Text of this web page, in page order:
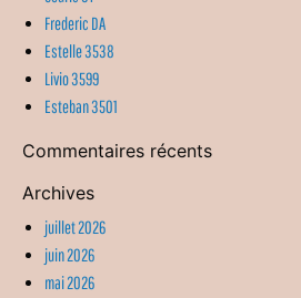
Frederic DA
Estelle 3538
Livio 3599
Esteban 3501
Commentaires récents
Archives
juillet 2026
juin 2026
mai 2026